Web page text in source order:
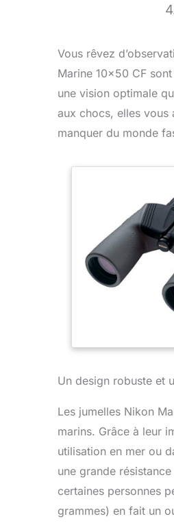
Vous rêvez
Marine 10×50 CF
une vision optimale
aux chocs, elles vous
manquer du monde
Un design robuste et
Les jumelles Nikon
marins. Grâce à leur
utilisation en mer ou
une grande
certaines personnes
grammes) en fait un